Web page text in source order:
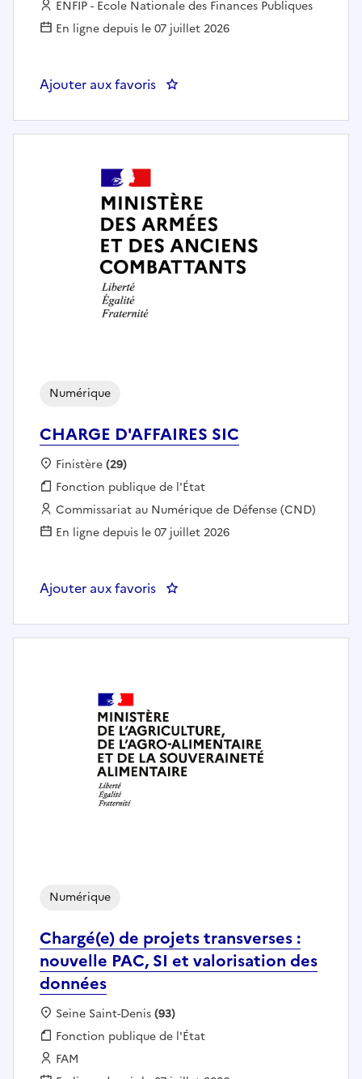
Employeur :
ENFIP - Ecole Nationale des Finances Publiques
En ligne depuis le 07 juillet 2026
Ajouter aux favoris : IPFiP / AP - Adjoint de la
CHARGE D'AFFAIRES SIC
Numérique
Localisation :
Finistère(29)
Fonction publique :
Fonction publique de l'État
Employeur :
Commissariat au Numérique de Défense (CND)
En ligne depuis le 07 juillet 2026
Ajouter aux favoris : CHARGE D'AFFAIRES SIC
Chargé(e) de projets transverses :
nouvelle PAC, SI et valorisation des
données
Numérique
Localisation :
Seine Saint-Denis(93)
Fonction publique :
Fonction publique de l'État
Employeur :
FAM